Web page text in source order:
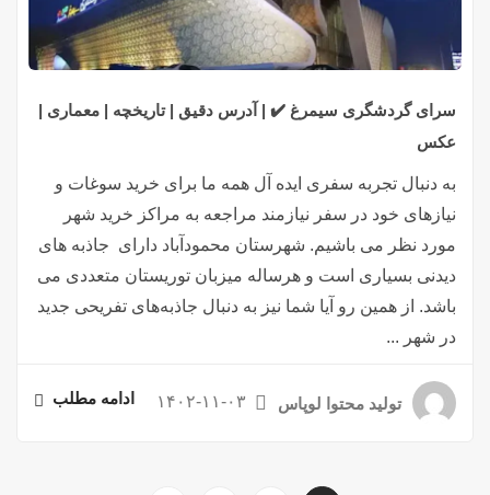
سرای گردشگری سیمرغ ✔️ | آدرس دقیق | تاریخچه | معماری |
عکس
به دنبال تجربه سفری ایده آل همه ما برای خرید سوغات و
نیازهای خود در سفر نیازمند مراجعه به مراکز خرید شهر
مورد نظر می باشیم. شهرستان محمودآباد دارای جاذبه های
دیدنی بسیاری است و هرساله میزبان توریستان متعددی می
باشد. از همین رو آیا شما نیز به دنبال جاذبه‌های تفریحی جدید
در شهر ...
تولید محتوا لوپاس ۱۴۰۲-۱۱-۰۳ ادامه مطلب